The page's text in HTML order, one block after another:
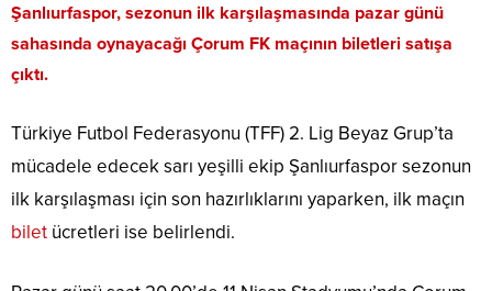
Şanlıurfaspor, sezonun ilk karşılaşmasında pazar günü
sahasında oynayacağı Çorum FK maçının biletleri satışa
çıktı.
Türkiye Futbol Federasyonu (TFF) 2. Lig Beyaz Grup’ta
mücadele edecek sarı yeşilli ekip Şanlıurfaspor sezonun
ilk karşılaşması için son hazırlıklarını yaparken, ilk maçın
bilet ücretleri ise belirlendi.